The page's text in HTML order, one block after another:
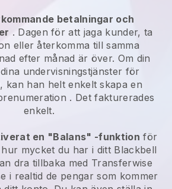
betalningar och
. Dagen för att jaga kunder, ta
eller återkomma till samma
efter månad är över. Om din
undervisningstjänster för
kan han helt enkelt skapa en
. Det fakturerades
enkelt.
en "Balans" -funktion för
mycket du har i ditt Blackbell
dra tillbaka med Transferwise
i realtid de pengar som kommer